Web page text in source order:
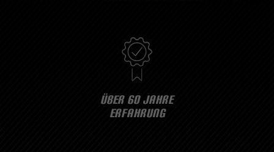
ÜBER 60 JAHRE
ERFAHRUNG